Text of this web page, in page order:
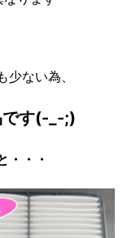
ない為、
です(-_-;)
・・・